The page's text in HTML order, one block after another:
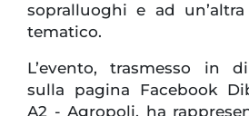
sopralluoghi e ad
tematico.
L’evento, trasmesso in
sulla pagina Facebook
A2 - Agropoli, ha